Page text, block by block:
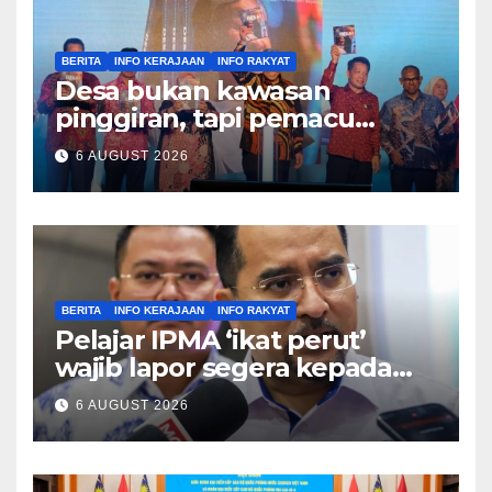
BERITA INFO KERAJAAN INFO RAKYAT
Desa bukan kawasan
pinggiran, tapi pemacu
ekonomi negara – Zahid
Hamidi
6 AUGUST 2026
BERITA INFO KERAJAAN INFO RAKYAT
Pelajar IPMA ‘ikat perut’
wajib lapor segera kepada
Pengarah – Asyraf Wajdi
6 AUGUST 2026